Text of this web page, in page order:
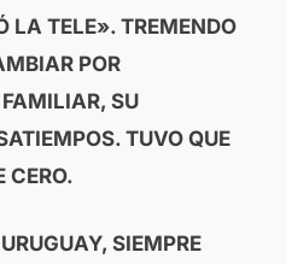
LA TELE». TREMENDO
POR
SU
TUVO QUE
CERO.
SIEMPRE